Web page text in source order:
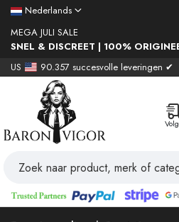
Nederlands
MEGA JULI SALE
SNEL & DISCREET | 100%
US
90.357 succesvolle leveringen ✔